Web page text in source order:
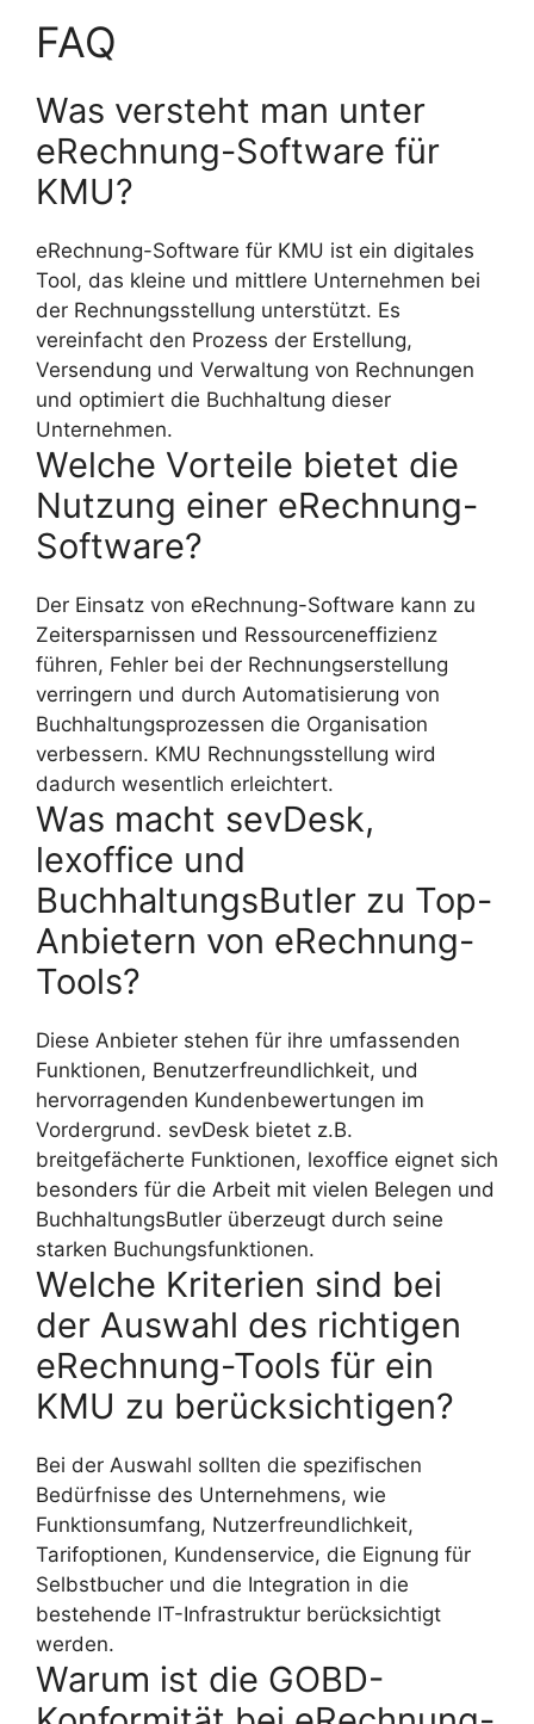
FAQ
Was versteht man unter
eRechnung-Software für
KMU?
eRechnung-Software für KMU ist ein digitales
Tool, das kleine und mittlere Unternehmen bei
der Rechnungsstellung unterstützt. Es
vereinfacht den Prozess der Erstellung,
Versendung und Verwaltung von Rechnungen
und optimiert die Buchhaltung dieser
Unternehmen.
Welche Vorteile bietet die
Nutzung einer eRechnung-
Software?
Der Einsatz von eRechnung-Software kann zu
Zeitersparnissen und Ressourceneffizienz
führen, Fehler bei der Rechnungserstellung
verringern und durch Automatisierung von
Buchhaltungsprozessen die Organisation
verbessern. KMU Rechnungsstellung wird
dadurch wesentlich erleichtert.
Was macht sevDesk,
lexoffice und
BuchhaltungsButler zu Top-
Anbietern von eRechnung-
Tools?
Diese Anbieter stehen für ihre umfassenden
Funktionen, Benutzerfreundlichkeit, und
hervorragenden Kundenbewertungen im
Vordergrund. sevDesk bietet z.B.
breitgefächerte Funktionen, lexoffice eignet sich
besonders für die Arbeit mit vielen Belegen und
BuchhaltungsButler überzeugt durch seine
starken Buchungsfunktionen.
Welche Kriterien sind bei
der Auswahl des richtigen
eRechnung-Tools für ein
KMU zu berücksichtigen?
Bei der Auswahl sollten die spezifischen
Bedürfnisse des Unternehmens, wie
Funktionsumfang, Nutzerfreundlichkeit,
Tarifoptionen, Kundenservice, die Eignung für
Selbstbucher und die Integration in die
bestehende IT-Infrastruktur berücksichtigt
werden.
Warum ist die GOBD-